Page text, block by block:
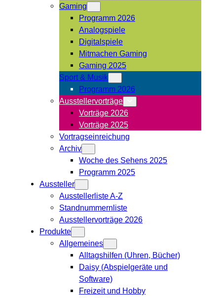
Gaming
Programm 2026
Analogspiele
Digitalspiele
Mitmachen Gaming
Gaming 2025
Sport & Musik
Programm 2026
Ausstellervorträge
Vorträge 2026
Vorträge 2025
Vortragseinreichung
Archiv
Woche des Sehens 2025
Programm 2025
Aussteller
Ausstellerliste A-Z
Standnummernliste
Ausstellervorträge 2026
Produkte
Allgemeines
Alltagshilfen (Uhren, Bücher)
Daisy (Abspielgeräte und
Software)
Freizeit und Hobby